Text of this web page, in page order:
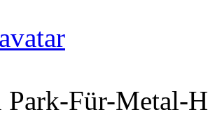
Für-Metal-